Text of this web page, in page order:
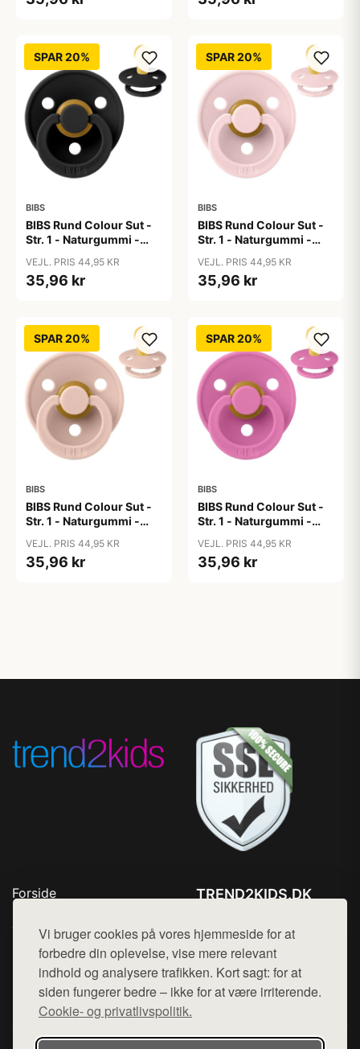
Vi bruger cookies på vores hjemmeside for at
forbedre din oplevelse, vise mere relevant
indhold og analysere trafikken. Kort sagt: for at
siden fungerer bedre – ikke for at være irriterende.
Cookie- og privatlivspolitik.
SPAR 20%
BIBS
BIBS Rund Colour Sut -
Str. 1 - Naturgummi -
VEJL. PRIS 44,95 KR
35,96 kr
SPAR 20%
BIBS
BIBS Rund Colour Sut -
Str. 1 - Naturgummi -
VEJL. PRIS 44,95 KR
35,96 kr
SPAR 20%
BIBS
BIBS Rund Colour Sut -
Str. 1 - Naturgummi -
VEJL. PRIS 44,95 KR
35,96 kr
SPAR 20%
BIBS
BIBS Rund Colour Sut -
Str. 1 - Naturgummi -
VEJL. PRIS 44,95 KR
35,96 kr
Forside
Top Rabatter
Blog
Kontakt
TREND2KIDS.DK
Mail: hej@want.dk
Cookie- og privatlivspolitik